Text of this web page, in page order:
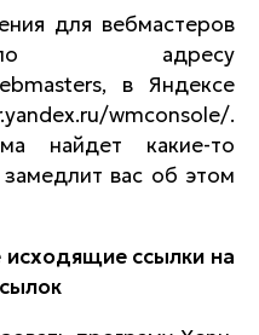
для вебмастеров
адресу
в Яндексе
wmconsole/.
найдет какие-то
вас об этом
исходящие ссылки на